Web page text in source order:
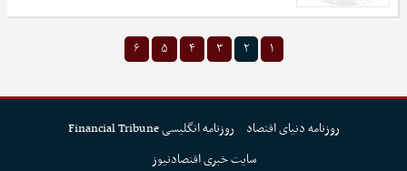
۱ ۲ ۳ ۴ ۵ ۶
روزنامه دنیای اقتصاد
روزنامه انگلیسی Financial Tribune
سایت خبری اقتصادنیوز